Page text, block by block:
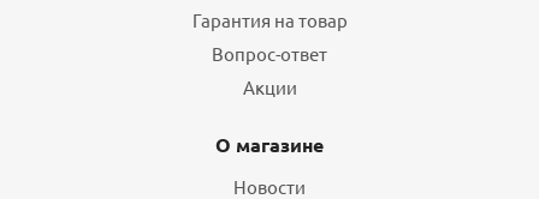
Гарантия на товар
Вопрос-ответ
Акции
О магазине
Новости